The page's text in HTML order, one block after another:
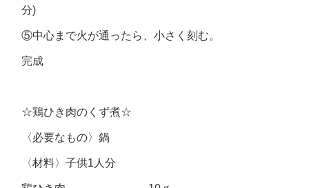
分)
⑤中心まで火が通ったら、小さく刻む。
完成
☆鶏ひき肉のくず煮☆
〈必要なもの〉鍋
〈材料〉子供1人分